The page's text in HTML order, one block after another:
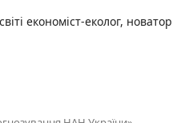
економіст-еколог, новатор